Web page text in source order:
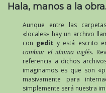
Hala, manos a la obra.
Aunque entre las
«locales» hay un archivo
con gedit y está escrito
cambiar el idioma inglés.
referencia a dichos
imaginamos es que son
masivamente para
simplemente será nuestra